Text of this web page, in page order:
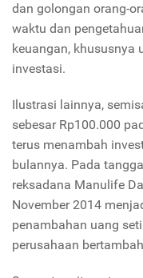
dan golongan orang-
waktu dan
keuangan, khususnya
investasi.
Ilustrasi lainnya,
sebesar Rp100.000
terus menambah
bulannya. Pada
reksadana Manulife
November 2014
penambahan uang
perusahaan